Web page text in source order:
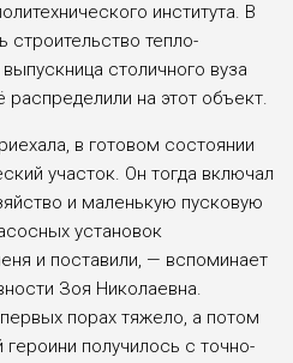
института. В
стро­ительство тепло­
столично­го вуза
распределили на этот объект.
в готовом состоя­нии
участок. Он тогда включал
и маленькую пусковую
устано­вок
и поставили, — вспо­минает
Зоя Николаевна.
порах тяжело, а потом
героини получилось с точно­